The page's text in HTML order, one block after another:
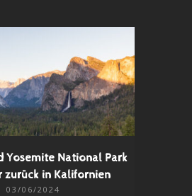
Yosemite National Park
zurück in Kalifornien
03/06/2024